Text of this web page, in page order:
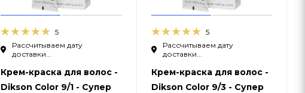
5
Рассчитываем дату
доставки...
Крем-краска для волос -
Dikson Color 9/1 - Супер
5
Рассчитываем дату
доставки...
Крем-краска для волос -
Dikson Color 9/3 - Супер